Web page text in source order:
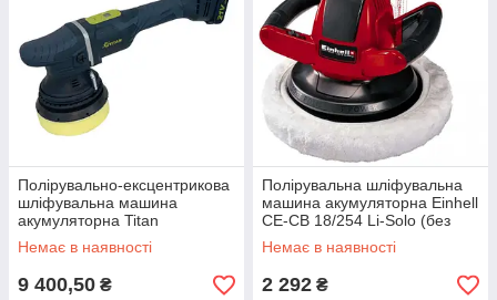
Полірувально-ексцентрикова
шліфувальна машина
акумуляторна Titan
TDA1521B-CORE
(безщіткова, АКБ, ексцентрик
Немає в наявності
9 400,50 ₴
Полірувальна шліфувальна
машина акумуляторна Einhell
CE-CB 18/254 Li-Solo (без
АКБ та зарядного)
Немає в наявності
2 292 ₴